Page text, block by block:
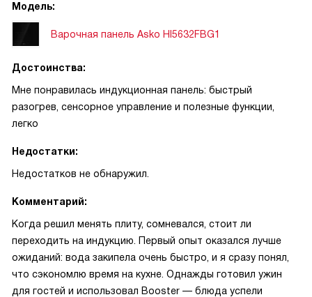
Модель:
Варочная панель Asko HI5632FBG1
Достоинства:
Мне понравилась индукционная панель: быстрый
разогрев, сенсорное управление и полезные функции,
легко
Недостатки:
Недостатков не обнаружил.
Комментарий:
Когда решил менять плиту, сомневался, стоит ли
переходить на индукцию. Первый опыт оказался лучше
ожиданий: вода закипела очень быстро, и я сразу понял,
что сэкономлю время на кухне. Однажды готовил ужин
для гостей и использовал Booster — блюда успели